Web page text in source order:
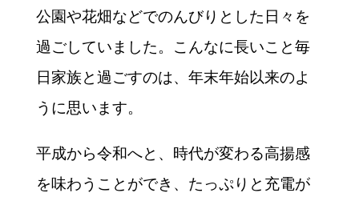
公園や花畑などでのんびりとした日々を
過ごしていました。こんなに長いこと毎
日家族と過ごすのは、年末年始以来のよ
うに思います。
平成から令和へと、時代が変わる高揚感
を味わうことができ、たっぷりと充電が